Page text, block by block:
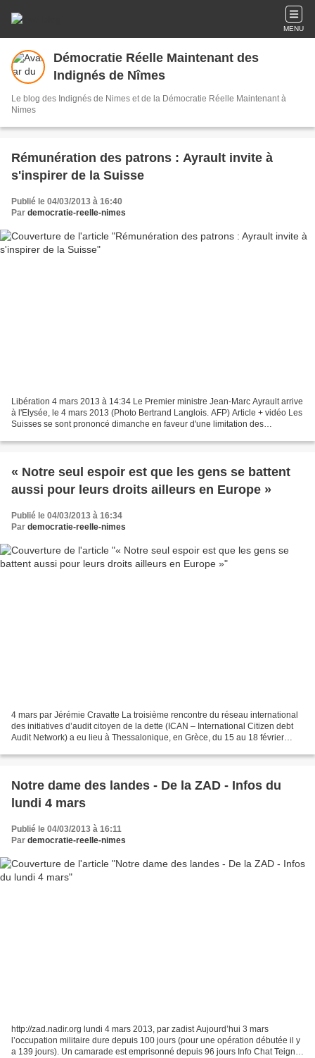
MENU
Démocratie Réelle Maintenant des
Indignés de Nîmes
Le blog des Indignés de Nimes et de la Démocratie Réelle Maintenant à
Nimes
Rémunération des patrons : Ayrault invite à
s'inspirer de la Suisse
Publié le 04/03/2013 à 16:40
Par democratie-reelle-nimes
Libération 4 mars 2013 à 14:34 Le Premier ministre Jean-Marc Ayrault arrive
à l'Elysée, le 4 mars 2013 (Photo Bertrand Langlois. AFP) Article + vidéo Les
Suisses se sont prononcé dimanche en faveur d'une limitation des
« Notre seul espoir est que les gens se battent
aussi pour leurs droits ailleurs en Europe »
Publié le 04/03/2013 à 16:34
Par democratie-reelle-nimes
4 mars par Jérémie Cravatte La troisième rencontre du réseau international
des initiatives d’audit citoyen de la dette (ICAN – International Citizen debt
Audit Network) a eu lieu à Thessalonique, en Grèce, du 15 au 18 février
Notre dame des landes - De la ZAD - Infos du
lundi 4 mars
Publié le 04/03/2013 à 16:11
Par democratie-reelle-nimes
http://zad.nadir.org lundi 4 mars 2013, par zadist Aujourd’hui 3 mars
l’occupation militaire dure depuis 100 jours (pour une opération débutée il y
a 139 jours). Un camarade est emprisonné depuis 96 jours Info Chat Teigne